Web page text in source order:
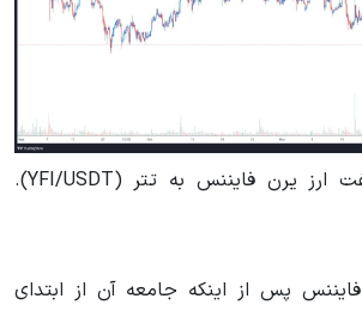
نمودار 4 ساعته جفت ارز یرن فایننس به تتر (YFI/USDT).
پس از اینکه جامعه آن از ابتدای